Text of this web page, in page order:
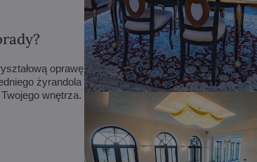
oprawę
żyrandola
wnętrza.